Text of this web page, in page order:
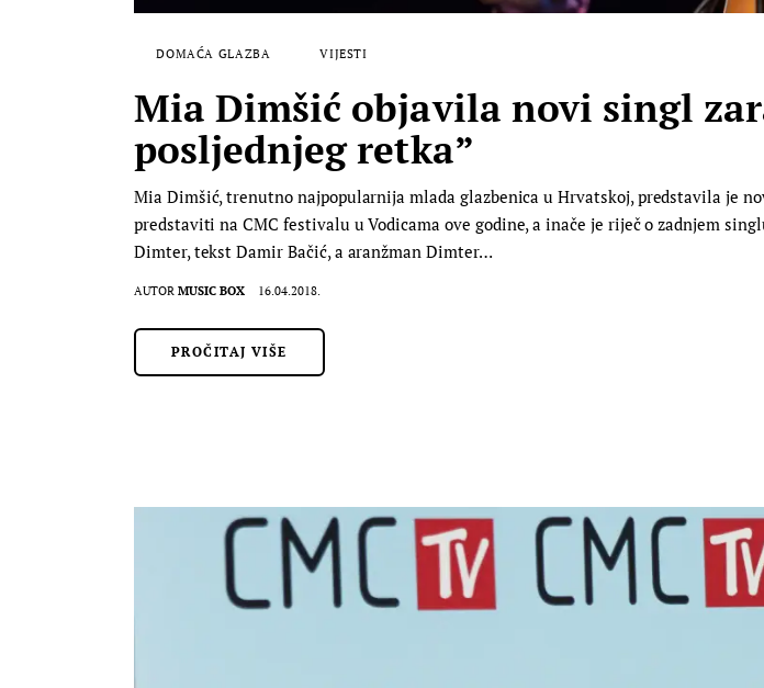
DOMAĆA GLAZBA VIJESTI
Mia Dimšić objavila novi singl
posljednjeg retka”
Mia Dimšić, trenutno najpopularnija mlada glazbenica u Hrvatskoj, predstavila je
predstaviti na CMC festivalu u Vodicama ove godine, a inače je riječ o zadnjem
Dimter, tekst Damir Bačić, a aranžman Dimter…
AUTOR MUSIC BOX 16.04.2018.
PROČITAJ VIŠE